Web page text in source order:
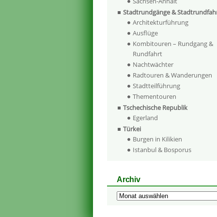
Stadtrundgänge &
Architekturführung
Ausflüge
Kombitouren – Rundgang &
Rundfahrt
Nachtwächter
Radtouren & Wanderungen
Stadtteilführung
Thementouren
Tschechische Republik
Egerland
Türkei
Burgen in Kilikien
Istanbul & Bosporus
Archiv
Archiv